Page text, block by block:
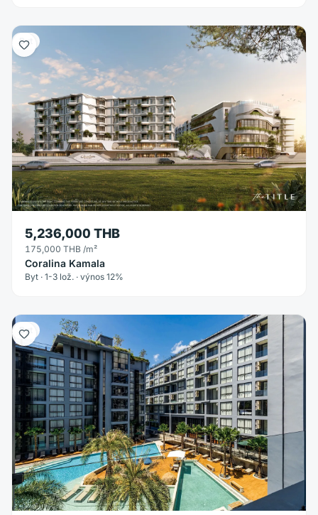
Byt
5,236,000 THB
175,000 THB /m²
Coralina Kamala
Byt · 1-3 lož. · výnos 12%
Byt